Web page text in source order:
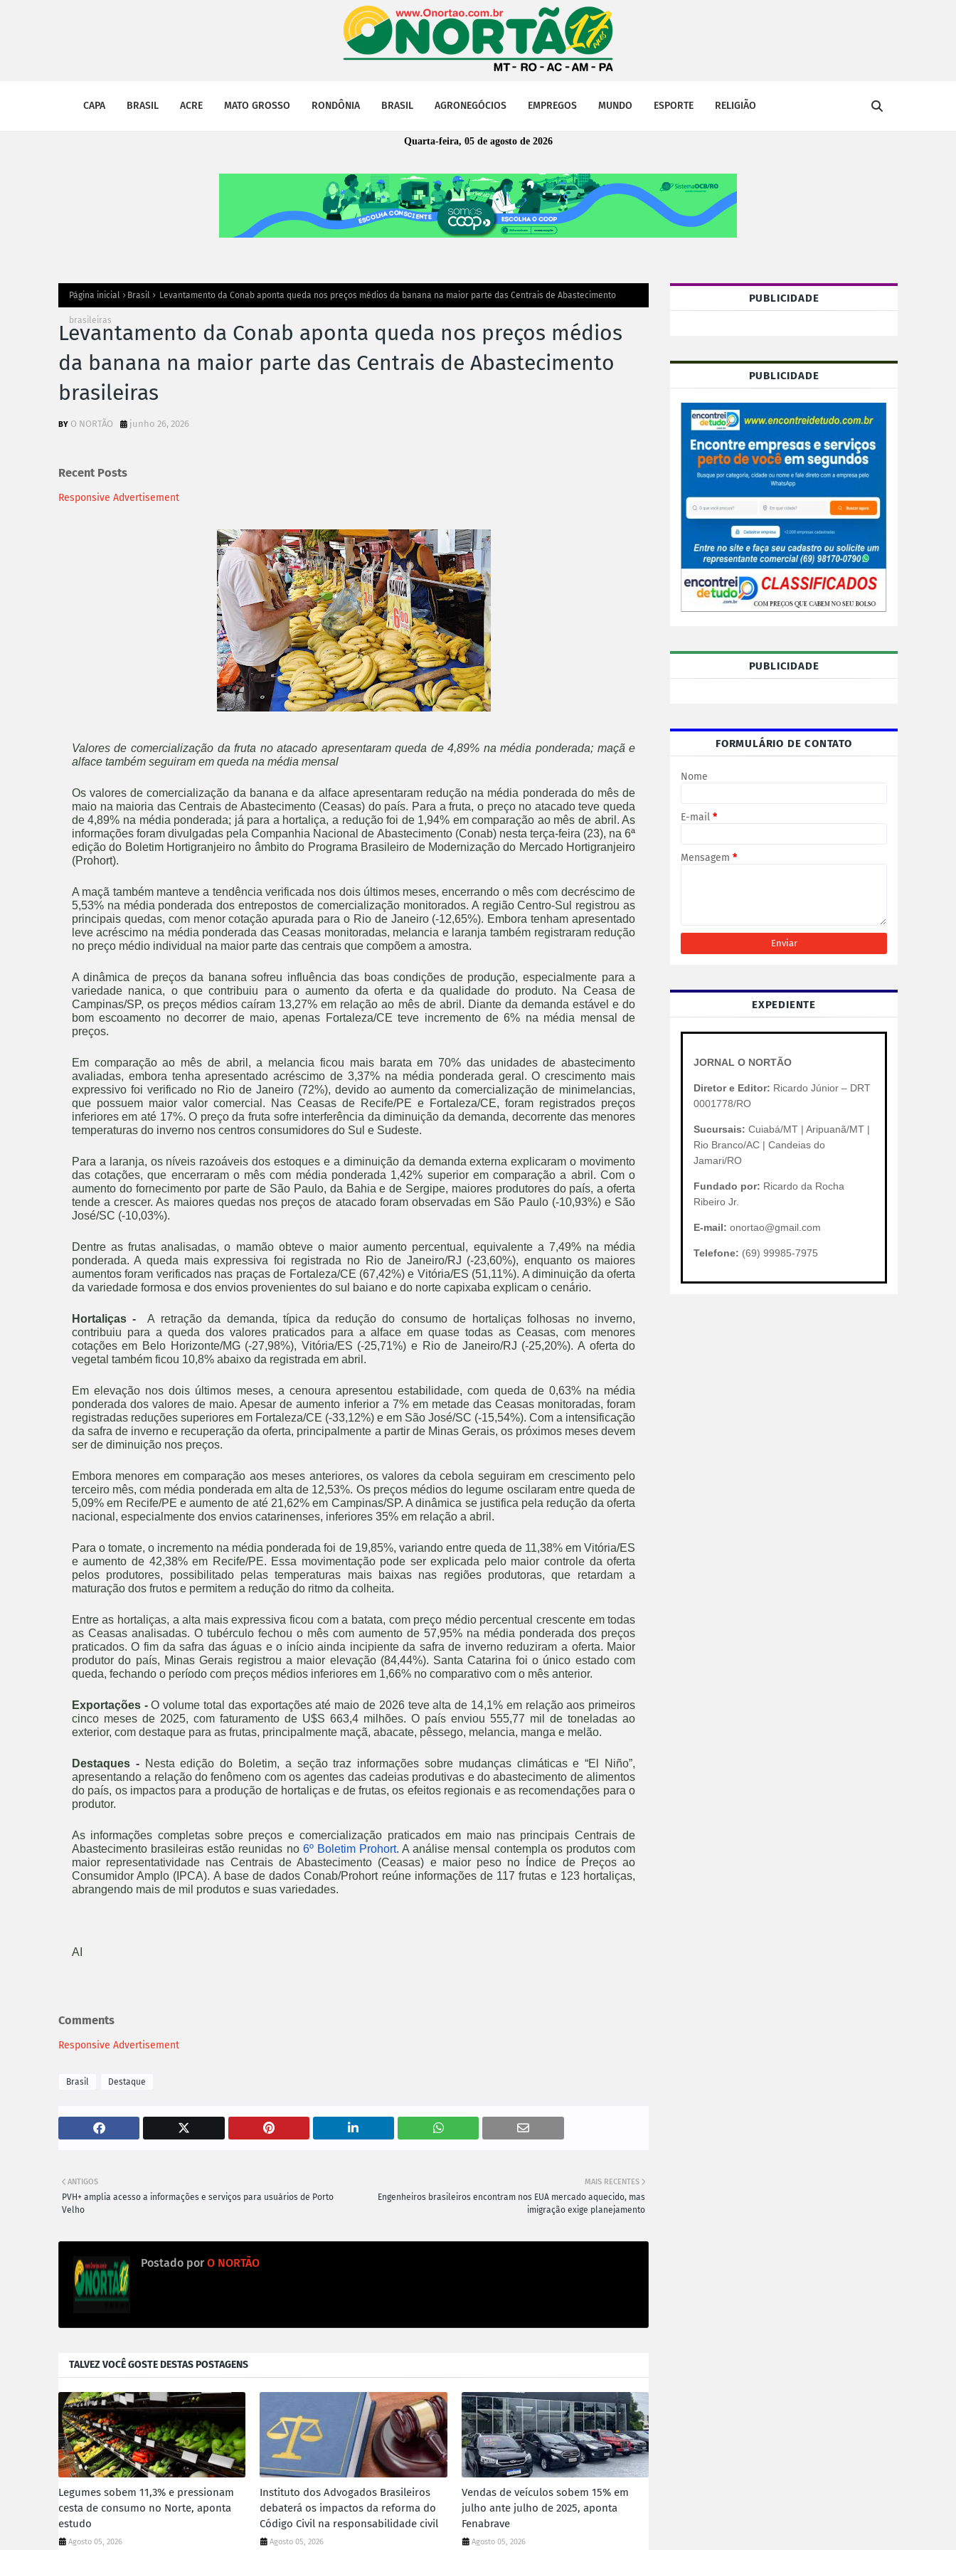
CAPA BRASIL ACRE MATO GROSSO RONDÔNIA BRASIL AGRONEGÓCIOS EMPREGOS MUNDO ESPORTE RELIGIÃO
Quarta-feira, 05 de agosto de 2026
Página inicial Brasil Levantamento da Conab aponta queda nos preços médios da banana na maior parte das Centrais de Abastecimento
brasileiras
Levantamento da Conab aponta queda nos preços médios
da banana na maior parte das Centrais de Abastecimento
brasileiras
O NORTÃO junho 26, 2026
Recent Posts
Responsive Advertisement
Valores de comercialização da fruta no atacado apresentaram queda de 4,89% na média ponderada; maçã e
alface também seguiram em queda na média mensal
Os valores de comercialização da banana e da alface apresentaram redução na média ponderada do mês de
maio na maioria das Centrais de Abastecimento (Ceasas) do país. Para a fruta, o preço no atacado teve queda
de 4,89% na média ponderada; já para a hortaliça, a redução foi de 1,94% em comparação ao mês de abril. As
informações foram divulgadas pela Companhia Nacional de Abastecimento (Conab) nesta terça-feira (23), na 6ª
edição do Boletim Hortigranjeiro no âmbito do Programa Brasileiro de Modernização do Mercado Hortigranjeiro
(Prohort).
A maçã também manteve a tendência verificada nos dois últimos meses, encerrando o mês com decréscimo de
5,53% na média ponderada dos entrepostos de comercialização monitorados. A região Centro-Sul registrou as
principais quedas, com menor cotação apurada para o Rio de Janeiro (-12,65%). Embora tenham apresentado
leve acréscimo na média ponderada das Ceasas monitoradas, melancia e laranja também registraram redução
no preço médio individual na maior parte das centrais que compõem a amostra.
A dinâmica de preços da banana sofreu influência das boas condições de produção, especialmente para a
variedade nanica, o que contribuiu para o aumento da oferta e da qualidade do produto. Na Ceasa de
Campinas/SP, os preços médios caíram 13,27% em relação ao mês de abril. Diante da demanda estável e do
bom escoamento no decorrer de maio, apenas Fortaleza/CE teve incremento de 6% na média mensal de
preços.
Em comparação ao mês de abril, a melancia ficou mais barata em 70% das unidades de abastecimento
avaliadas, embora tenha apresentado acréscimo de 3,37% na média ponderada geral. O crescimento mais
expressivo foi verificado no Rio de Janeiro (72%), devido ao aumento da comercialização de minimelancias,
que possuem maior valor comercial. Nas Ceasas de Recife/PE e Fortaleza/CE, foram registrados preços
inferiores em até 17%. O preço da fruta sofre interferência da diminuição da demanda, decorrente das menores
temperaturas do inverno nos centros consumidores do Sul e Sudeste.
Para a laranja, os níveis razoáveis dos estoques e a diminuição da demanda externa explicaram o movimento
das cotações, que encerraram o mês com média ponderada 1,42% superior em comparação a abril. Com o
aumento do fornecimento por parte de São Paulo, da Bahia e de Sergipe, maiores produtores do país, a oferta
tende a crescer. As maiores quedas nos preços de atacado foram observadas em São Paulo (-10,93%) e São
José/SC (-10,03%).
Dentre as frutas analisadas, o mamão obteve o maior aumento percentual, equivalente a 7,49% na média
ponderada. A queda mais expressiva foi registrada no Rio de Janeiro/RJ (-23,60%), enquanto os maiores
aumentos foram verificados nas praças de Fortaleza/CE (67,42%) e Vitória/ES (51,11%). A diminuição da oferta
da variedade formosa e dos envios provenientes do sul baiano e do norte capixaba explicam o cenário.
Hortaliças - A retração da demanda, típica da redução do consumo de hortaliças folhosas no inverno,
contribuiu para a queda dos valores praticados para a alface em quase todas as Ceasas, com menores
cotações em Belo Horizonte/MG (-27,98%), Vitória/ES (-25,71%) e Rio de Janeiro/RJ (-25,20%). A oferta do
vegetal também ficou 10,8% abaixo da registrada em abril.
Em elevação nos dois últimos meses, a cenoura apresentou estabilidade, com queda de 0,63% na média
ponderada dos valores de maio. Apesar de aumento inferior a 7% em metade das Ceasas monitoradas, foram
registradas reduções superiores em Fortaleza/CE (-33,12%) e em São José/SC (-15,54%). Com a intensificação
da safra de inverno e recuperação da oferta, principalmente a partir de Minas Gerais, os próximos meses devem
ser de diminuição nos preços.
Embora menores em comparação aos meses anteriores, os valores da cebola seguiram em crescimento pelo
terceiro mês, com média ponderada em alta de 12,53%. Os preços médios do legume oscilaram entre queda de
5,09% em Recife/PE e aumento de até 21,62% em Campinas/SP. A dinâmica se justifica pela redução da oferta
nacional, especialmente dos envios catarinenses, inferiores 35% em relação a abril.
Para o tomate, o incremento na média ponderada foi de 19,85%, variando entre queda de 11,38% em Vitória/ES
e aumento de 42,38% em Recife/PE. Essa movimentação pode ser explicada pelo maior controle da oferta
pelos produtores, possibilitado pelas temperaturas mais baixas nas regiões produtoras, que retardam a
maturação dos frutos e permitem a redução do ritmo da colheita.
Entre as hortaliças, a alta mais expressiva ficou com a batata, com preço médio percentual crescente em todas
as Ceasas analisadas. O tubérculo fechou o mês com aumento de 57,95% na média ponderada dos preços
praticados. O fim da safra das águas e o início ainda incipiente da safra de inverno reduziram a oferta. Maior
produtor do país, Minas Gerais registrou a maior elevação (84,44%). Santa Catarina foi o único estado com
queda, fechando o período com preços médios inferiores em 1,66% no comparativo com o mês anterior.
Exportações -O volume total das exportações até maio de 2026 teve alta de 14,1% em relação aos primeiros
cinco meses de 2025, com faturamento de U$S 663,4 milhões. O país enviou 555,77 mil de toneladas ao
exterior, com destaque para as frutas, principalmente maçã, abacate, pêssego, melancia, manga e melão.
Destaques -Nesta edição do Boletim, a seção traz informações sobre mudanças climáticas e “El Niño”,
apresentando a relação do fenômeno com os agentes das cadeias produtivas e do abastecimento de alimentos
do país, os impactos para a produção de hortaliças e de frutas, os efeitos regionais e as recomendações para o
produtor.
As informações completas sobre preços e comercialização praticados em maio nas principais Centrais de
Abastecimento brasileiras estão reunidas no 6º Boletim Prohort. A análise mensal contempla os produtos com
maior representatividade nas Centrais de Abastecimento (Ceasas) e maior peso no Índice de Preços ao
Consumidor Amplo (IPCA). A base de dados Conab/Prohort reúne informações de 117 frutas e 123 hortaliças,
abrangendo mais de mil produtos e suas variedades.
AI
Comments
Responsive Advertisement
Brasil Destaque
MAIS RECENTES
Engenheiros brasileiros encontram nos EUA mercado aquecido, mas
imigração exige planejamento
ANTIGOS
PVH+ amplia acesso a informações e serviços para usuários de Porto
Velho
Postado por O NORTÃO
TALVEZ VOCÊ GOSTE DESTAS POSTAGENS
Legumes sobem 11,3% e pressionam
cesta de consumo no Norte, aponta
estudo
Agosto 05, 2026
Instituto dos Advogados Brasileiros
debaterá os impactos da reforma do
Código Civil na responsabilidade civil
Agosto 05, 2026
Vendas de veículos sobem 15% em
julho ante julho de 2025, aponta
Fenabrave
Agosto 05, 2026
PUBLICIDADE
PUBLICIDADE
PUBLICIDADE
FORMULÁRIO DE CONTATO
Nome
E-mail *
Mensagem *
EXPEDIENTE
JORNAL O NORTÃO
Diretor e Editor: Ricardo Júnior – DRT
0001778/RO
Sucursais: Cuiabá/MT | Aripuanã/MT |
Rio Branco/AC | Candeias do
Jamari/RO
Fundado por: Ricardo da Rocha
Ribeiro Jr.
E-mail: onortao@gmail.com
Telefone: (69) 99985-7975